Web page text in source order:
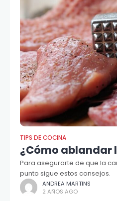
TIPS DE COCINA
¿Cómo ablandar
Para asegurarte de que la
punto sigue estos consejos.
ANDREA MARTINS
2 AÑOS AGO